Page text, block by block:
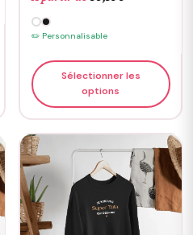
✏️ Personnalisable
Sélectionner les
options